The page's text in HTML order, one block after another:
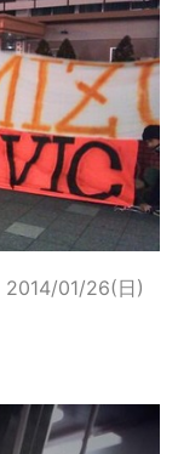
2014/01/26(日)